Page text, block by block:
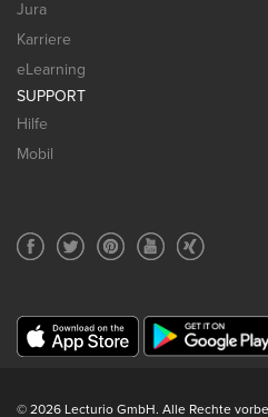
Jura
Karriere
eLearning
SUPPORT
Hilfe
Mobil
© 2026 Lecturio GmbH. Alle Rechte